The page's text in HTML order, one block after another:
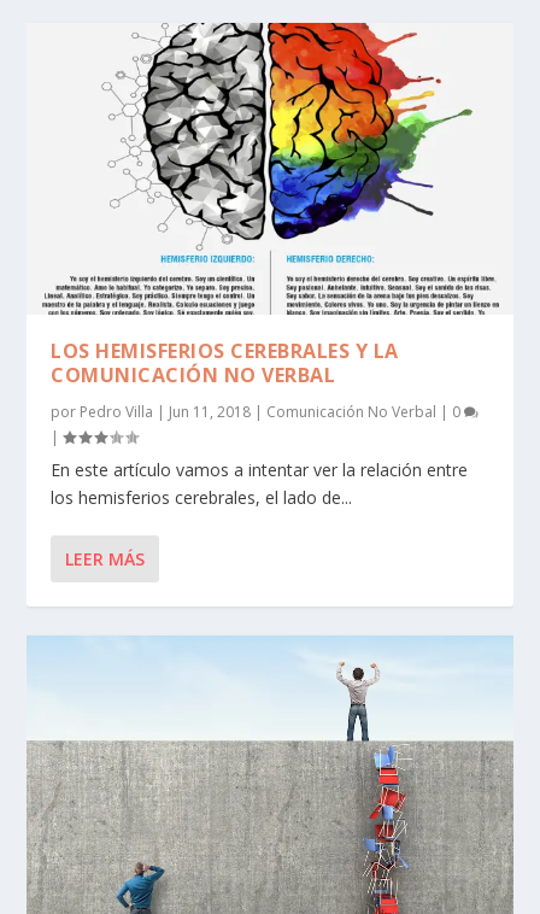
LOS HEMISFERIOS CEREBRALES Y LA
COMUNICACIÓN NO VERBAL
por Pedro Villa | Jun 11, 2018 | Comunicación No Verbal | 0
|
En este artículo vamos a intentar ver la relación entre
los hemisferios cerebrales, el lado de...
LEER MÁS